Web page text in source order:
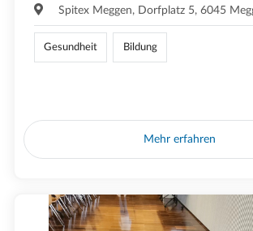
Spitex Meggen, Dorfplatz 5, 6045
Gesundheit Bildung
Mehr erfahren